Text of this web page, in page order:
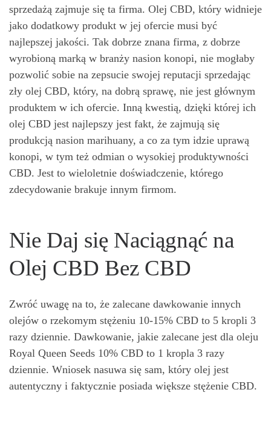
sprzedażą zajmuje się ta firma. Olej CBD, który widnieje
jako dodatkowy produkt w jej ofercie musi być
najlepszej jakości. Tak dobrze znana firma, z dobrze
wyrobioną marką w branży nasion konopi, nie mogłaby
pozwolić sobie na zepsucie swojej reputacji sprzedając
zły olej CBD, który, na dobrą sprawę, nie jest głównym
produktem w ich ofercie. Inną kwestią, dzięki której ich
olej CBD jest najlepszy jest fakt, że zajmują się
produkcją nasion marihuany, a co za tym idzie uprawą
konopi, w tym też odmian o wysokiej produktywności
CBD. Jest to wieloletnie doświadczenie, którego
zdecydowanie brakuje innym firmom.
Nie Daj się Naciągnąć na
Olej CBD Bez CBD
Zwróć uwagę na to, że zalecane dawkowanie innych
olejów o rzekomym stężeniu 10-15% CBD to 5 kropli 3
razy dziennie. Dawkowanie, jakie zalecane jest dla oleju
Royal Queen Seeds 10% CBD to 1 kropla 3 razy
dziennie. Wniosek nasuwa się sam, który olej jest
autentyczny i faktycznie posiada większe stężenie CBD.